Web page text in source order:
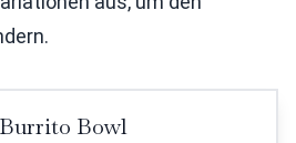
Bowl